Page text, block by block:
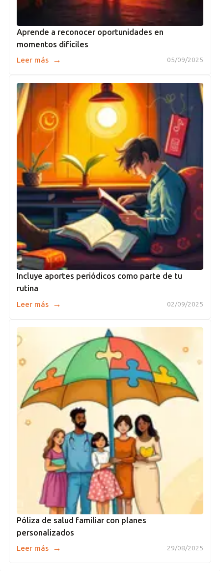
Aprende a reconocer oportunidades en
momentos difíciles
05/09/2025
Leer más →
Incluye aportes periódicos como parte de tu
rutina
02/09/2025
Leer más →
Póliza de salud familiar con planes
personalizados
29/08/2025
Leer más →